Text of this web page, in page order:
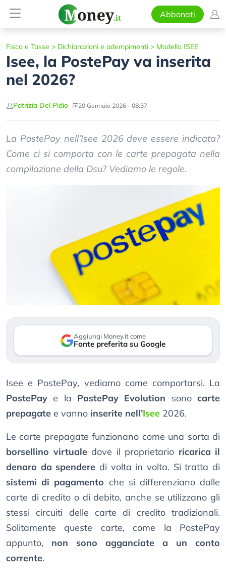
Abbonati
Fisco e Tasse > Dichiarazioni e adempimenti > Modello ISEE
Isee, la PostePay va inserita
nel 2026?
Patrizia Del Pidio 20 Gennaio 2026 - 08:37
La PostePay nell’Isee 2026 deve essere indicata?
Come ci si comporta con le carte prepagata nella
compilazione della Dsu? Vediamo le regole.
Aggiungi Money.it come
Fonte preferita su Google
Isee e PostePay, vediamo come comportarsi. La
PostePay e la PostePay Evolution sonocarte
prepagate e vanno inserite nell’Isee 2026.
Le carte prepagate funzionano come una sorta di
borsellino virtualedove il proprietario ricarica il
denaro da spendere di volta in volta. Si tratta di
sistemi di pagamento che si differenziano dalle
carte di credito o di debito, anche se utilizzano gli
stessi circuiti delle carte di credito tradizionali.
Solitamente queste carte, come la PostePay
appunto, non sono agganciate a un conto
corrente.